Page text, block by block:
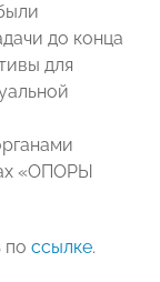
до конца
для
«ОПОРЫ
по ссылке.